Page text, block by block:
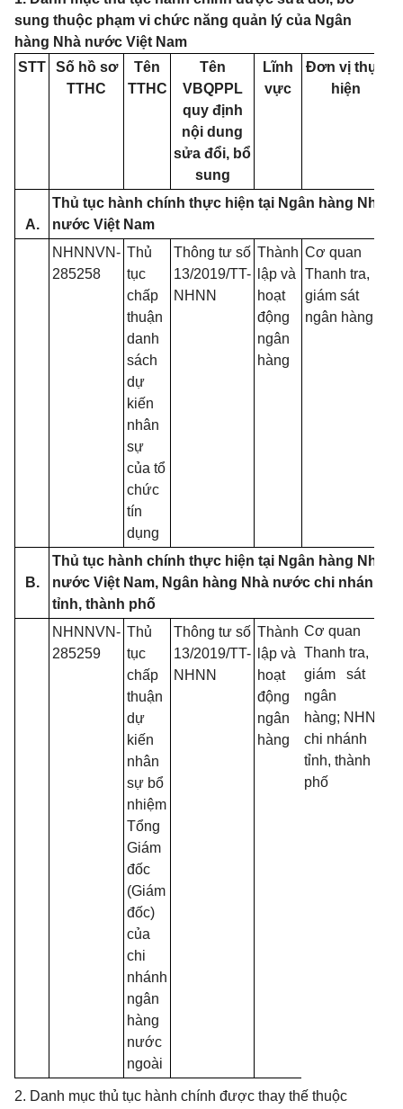
sung thuộc phạm vi chức năng quản lý của Ngân
hàng Nhà nước Việt Nam
STT
Số hồ sơ
TTHC
Tên
TTHC
Tên
VBQPPL
quy định
nội dung
sửa đổi, bổ
sung
Lĩnh
vực
Đơn vị thực
hiện
A.
Thủ tục hành chính thực hiện tại Ngân hàng Nhà
nước Việt Nam
NHNNVN-
285258
Thủ
tục
chấp
thuận
danh
sách
dự
kiến
nhân
sự
của tổ
chức
tín
dụng
Thông tư số
13/2019/TT-
NHNN
Thành
lập và
hoạt
động
ngân
hàng
Cơ quan
Thanh tra,
giám sát
ngân hàng
B.
Thủ tục hành chính thực hiện tại Ngân hàng Nhà
nước Việt Nam, Ngân hàng Nhà nước chi nhánh
tỉnh, thành phố
NHNNVN-
285259
Thủ
tục
chấp
thuận
dự
kiến
nhân
sự bổ
nhiệm
Tổng
Giám
đốc
(Giám
đốc)
của
chi
nhánh
ngân
hàng
nước
ngoài
Thông tư số
13/2019/TT-
NHNN
Thành
lập và
hoạt
động
ngân
hàng
Cơ quan
Thanh tra,
giám sát
ngân
hàng; NHNN
chi nhánh
tỉnh, thành
phố
2. Danh mục thủ tục hành chính được thay thế thuộc